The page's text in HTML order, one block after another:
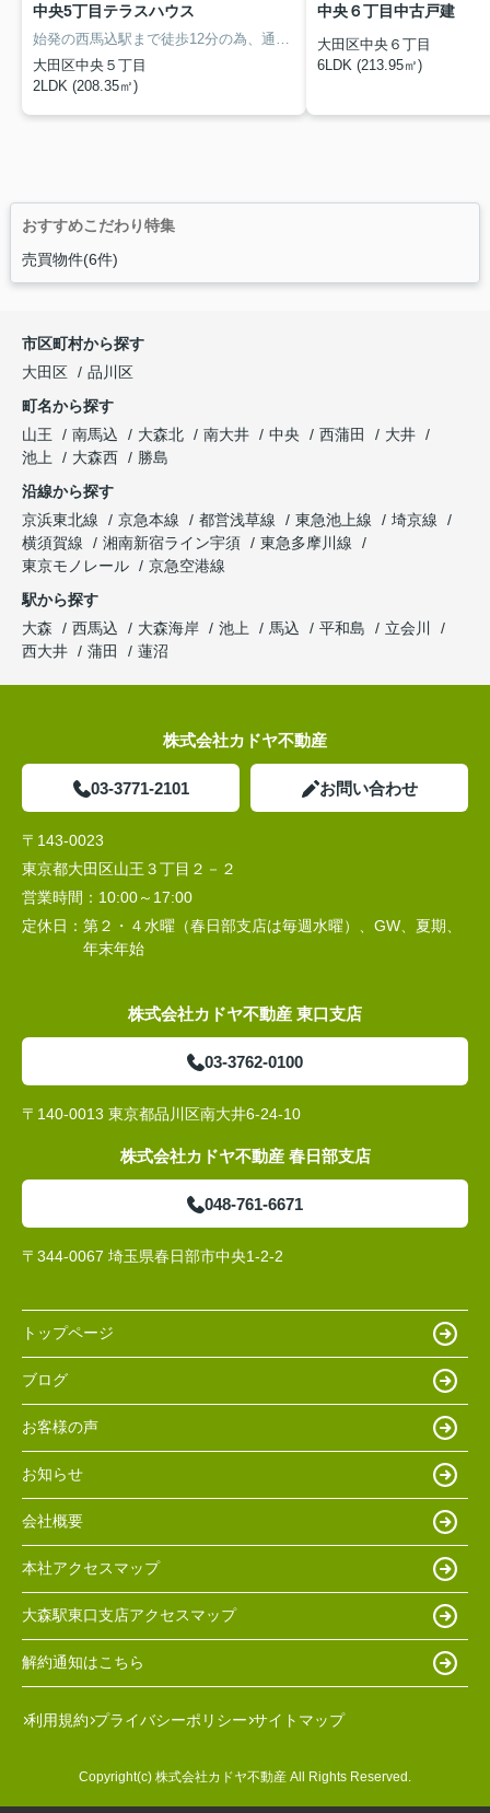
中央5丁目テラスハウス
大田区中央５丁目
2LDK (208.35㎡)
中央６丁目中古戸建
大田区中央６丁目
6LDK (213.95㎡)
おすすめこだわり特集
売買物件(6件)
市区町村から探す
大田区
品川区
町名から探す
山王
南馬込 大森北 南大井 中央 西蒲田
大井
池上
大森西
勝島
沿線から探す
京浜東北線
京急本線 都営浅草線 東急池上線
埼京線
横須賀線
湘南新宿ライン宇須
東急多摩川線
東京モノレール
京急空港線
駅から探す
大森
西馬込 大森海岸 池上 馬込 平和島
立会川
西大井
蒲田 蓮沼
株式会社カドヤ不動産
03-3771-2101 お問い合わせ
〒143-0023
東京都大田区山王３丁目２－２
営業時間： 10:00～17:00
定休日： 第２・４水曜（春日部支店は毎週水曜）、GW、夏期、
年末年始
株式会社カドヤ不動産 東口支店
03-3762-0100
〒140-0013 東京都品川区南大井6-24-10
株式会社カドヤ不動産 春日部支店
048-761-6671
〒344-0067 埼玉県春日部市中央1-2-2
トップページ
ブログ
お客様の声
お知らせ
会社概要
本社アクセスマップ
大森駅東口支店アクセスマップ
解約通知はこちら
利用規約 プライバシーポリシー サイトマップ
Copyright(c) 株式会社カドヤ不動産 All Rights Reserved.